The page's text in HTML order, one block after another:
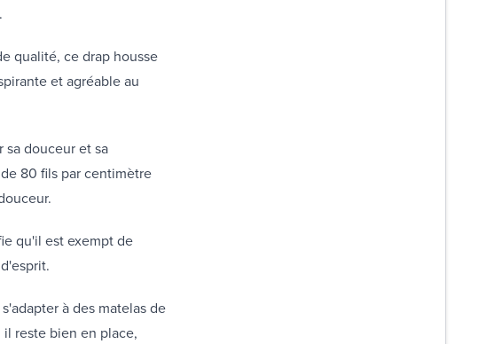
qualité, ce drap housse
et agréable au
sa douceur et sa
80 fils par centimètre
qu'il est exempt de
à des matelas de
reste bien en place,